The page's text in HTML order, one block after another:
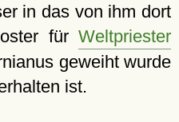
in das von ihm dort
für Weltpriester
geweiht wurde
ist.